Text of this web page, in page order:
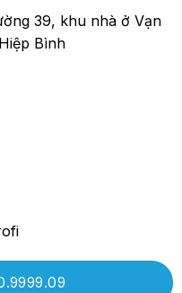
39, khu nhà ở Vạn
Bình